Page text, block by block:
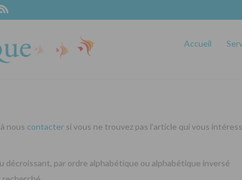
Accueil
nous contacter si vous ne trouvez pas l’article qui vous
par ordre alphabétique ou alphabétique inversé